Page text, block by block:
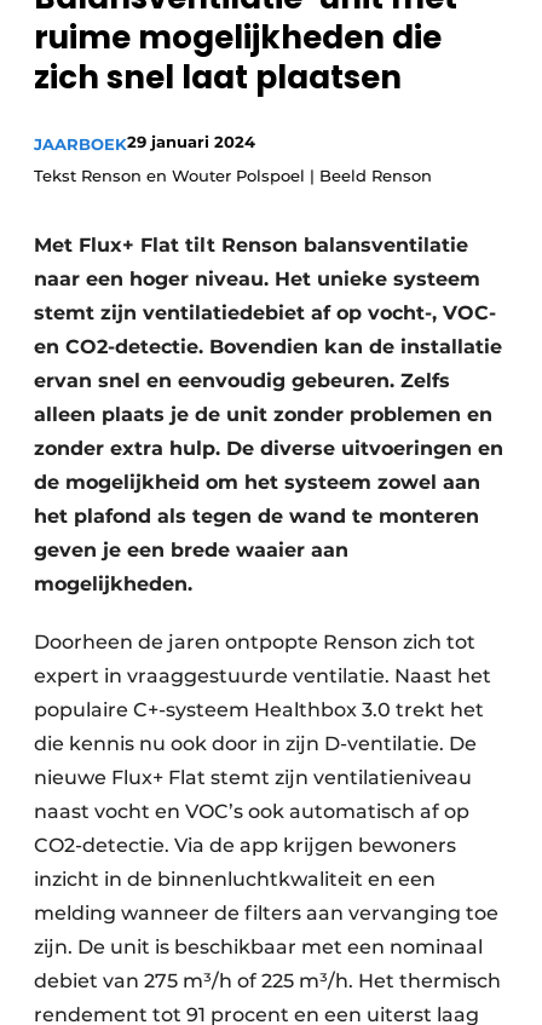
Vacature aanmelden
Vacatures
Sanitair
Binnenklimaat
Ventilatie
Warmtepompen
ruime mogelijkheden die
zich snel laat plaatsen
JAARBOEK29 januari 2024
Tekst Renson en Wouter Polspoel | Beeld Renson
Met Flux+ Flat tilt Renson balansventilatie
naar een hoger niveau. Het unieke systeem
stemt zijn ventilatiedebiet af op vocht-, VOC-
en CO2-detectie. Bovendien kan de installatie
ervan snel en eenvoudig gebeuren. Zelfs
alleen plaats je de unit zonder problemen en
zonder extra hulp. De diverse uitvoeringen en
de mogelijkheid om het systeem zowel aan
het plafond als tegen de wand te monteren
geven je een brede waaier aan
mogelijkheden.
Doorheen de jaren ontpopte Renson zich tot
expert in vraaggestuurde ventilatie. Naast het
populaire C+-systeem Healthbox 3.0 trekt het
die kennis nu ook door in zijn D-ventilatie. De
nieuwe Flux+ Flat stemt zijn ventilatieniveau
naast vocht en VOC’s ook automatisch af op
CO2-detectie. Via de app krijgen bewoners
inzicht in de binnenluchtkwaliteit en een
melding wanneer de filters aan vervanging toe
zijn. De unit is beschikbaar met een nominaal
debiet van 275 m³/h of 225 m³/h. Het thermisch
rendement tot 91 procent en een uiterst laag